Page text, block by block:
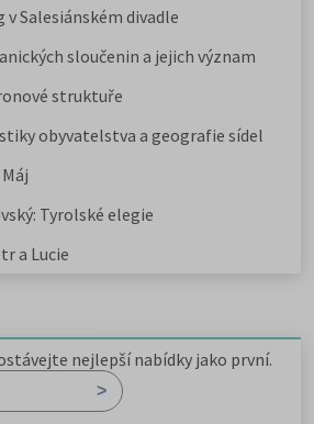
v Salesiánském divadle
sloučenin a jejich význam
struktuře
obyvatelstva a geografie sídel
Tyrolské elegie
a Lucie
nejlepší nabídky jako první.